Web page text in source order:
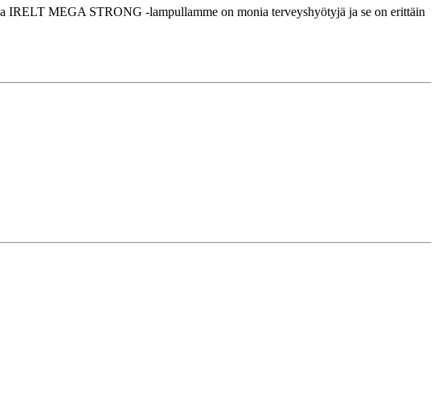
MEGA STRONG -lampullamme on monia terveyshyötyjä ja se on erittäin